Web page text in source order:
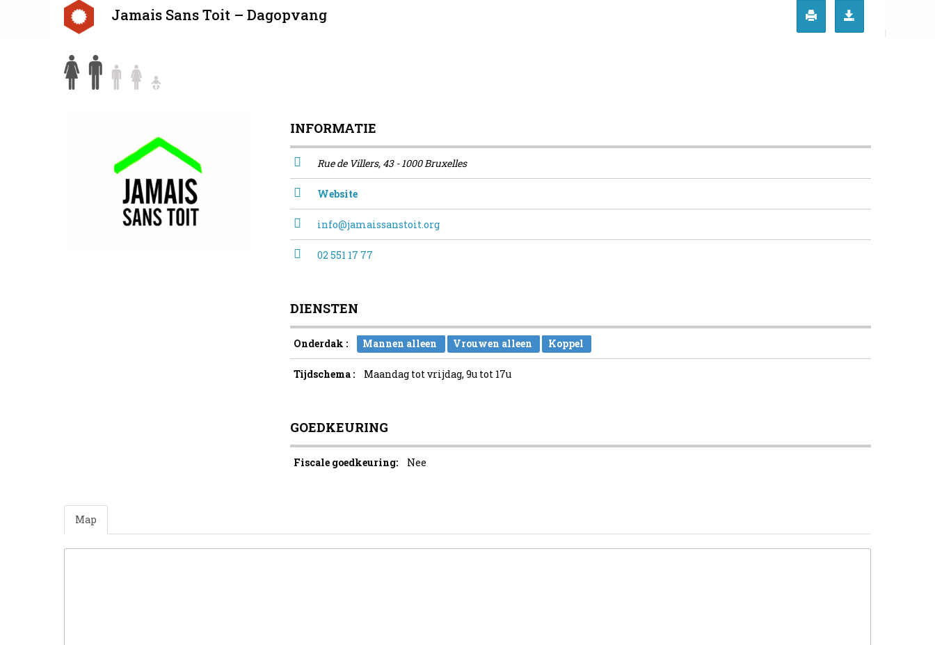
Jamais Sans Toit – Dagopvang
INFORMATIE
Rue de Villers, 43 - 1000 Bruxelles
Website
info@jamaissanstoit.org
02 551 17 77
DIENSTEN
Onderdak : Mannen alleen Vrouwen alleen Koppel
Tijdschema : Maandag tot vrijdag, 9u tot 17u
GOEDKEURING
Fiscale goedkeuring: Nee
Map